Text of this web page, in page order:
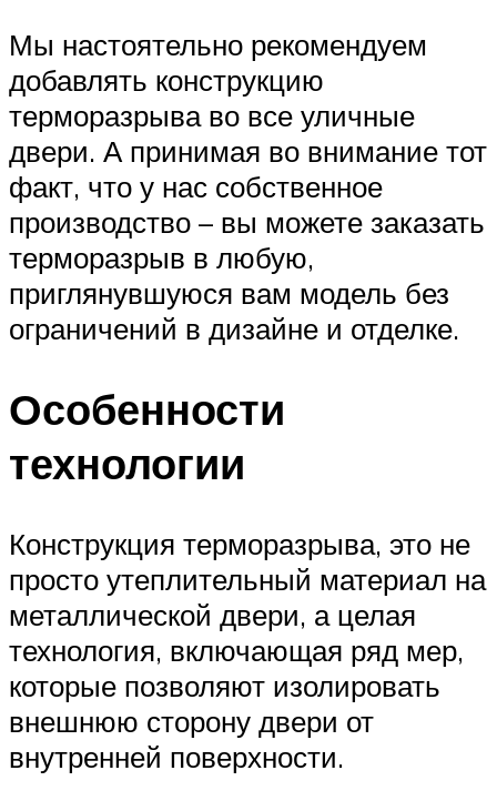
Мы настоятельно рекомендуем
добавлять конструкцию
терморазрыва во все уличные
двери. А принимая во внимание тот
факт, что у нас собственное
производство – вы можете заказать
терморазрыв в любую,
приглянувшуюся вам модель без
ограничений в дизайне и отделке.
Особенности
технологии
Конструкция терморазрыва, это не
просто утеплительный материал на
металлической двери, а целая
технология, включающая ряд мер,
которые позволяют изолировать
внешнюю сторону двери от
внутренней поверхности.